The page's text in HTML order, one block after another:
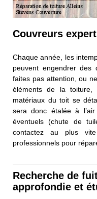
Couvreurs
Chaque année, les
peuvent engendrer
faites pas attention, ou
éléments de la
matériaux du toit se
sera donc étalée à
éventuels (chute de
contactez au plus
professionnels pour
Recherche de
approfondie et